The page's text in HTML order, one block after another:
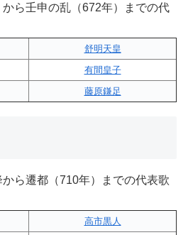
ら壬申の乱（672年）までの代
舒明天皇
有間皇子
藤原鎌足
ら遷都（710年）までの代表歌
高市黒人